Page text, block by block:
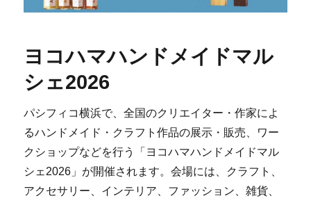
ヨコハマハンドメイドマル
シェ2026
パシフィコ横浜で、全国のクリエイター・作家によ
るハンドメイド・クラフト作品の展示・販売、ワー
クショップなどを行う「ヨコハマハンドメイドマル
シェ2026」が開催されます。会場には、クラフト、
アクセサリー、インテリア、ファッション、雑貨、